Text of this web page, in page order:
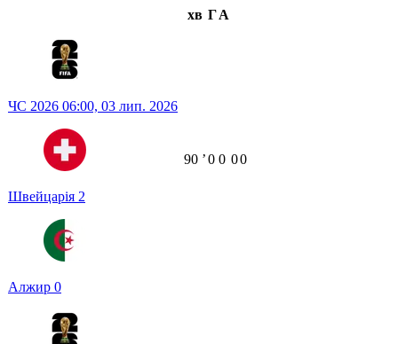
хв ГА
ЧС 2026 06:00, 03 лип. 2026
Швейцарія 2
Алжир 0
90 ʼ0 0 00